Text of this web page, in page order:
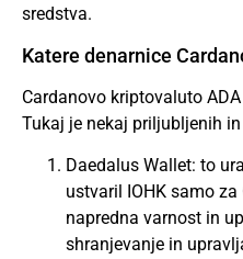
sredstva.
Katere denarnice
Cardanovo kriptovaluto
Tukaj je nekaj priljubljenih
Daedalus Wallet: to
ustvaril IOHK samo
napredna varnost in
shranjevanje in